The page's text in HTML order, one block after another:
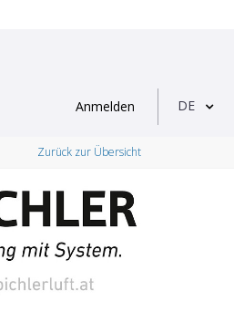
Anmelden DE
Zurück zur Übersicht